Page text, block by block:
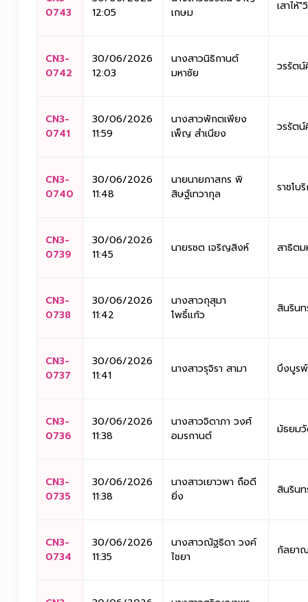
0743
12:05
เกษม
เสาไห้
CN3-
0742
30/06/2026
12:03
นางสาวนิธิกานต์
มหาชัย
วรรัต
CN3-
0741
30/06/2026
11:59
นางสาวพักตเพียง
เพ็ญ สำเนียง
วรรัต
CN3-
0740
30/06/2026
11:48
นายนายภาสกร พิ
สิษฐ์เทวากุล
ราชโบ
CN3-
0739
30/06/2026
11:45
นายรชต เจริญสิงห์ สาธิตม
CN3-
0738
30/06/2026
11:42
นางสาวกุสุมา
โพธิ์แก้ว
สินริน
CN3-
0737
30/06/2026
11:41
นางสาวรุจิรา สามา บึงบูรพ์
CN3-
0736
30/06/2026
11:38
นางสาวจิดาภา วงศ์
อมรกานต์
มัธยม
CN3-
0735
30/06/2026
11:38
นางสาวเยาวพา ถือดี
ยิ่ง
สินริน
CN3-
0734
30/06/2026
11:35
นางสาวณัฐธิดา วงค์
ไชยา
กัลยา